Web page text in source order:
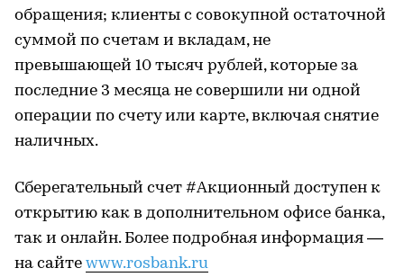
обращения; клиенты с совокупной остаточной
суммой по счетам и вкладам, не
превышающей 10 тысяч рублей, которые за
последние 3 месяца не совершили ни одной
операции по счету или карте, включая снятие
наличных.
Сберегательный счет #Акционный доступен к
открытию как в дополнительном офисе банка,
так и онлайн. Более подробная информация —
на сайте www.rosbank.ru